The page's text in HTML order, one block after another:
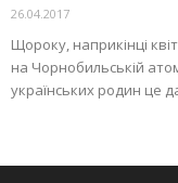
26.04.2017
Щороку, наприкінці
на Чорнобильській
українських родин це